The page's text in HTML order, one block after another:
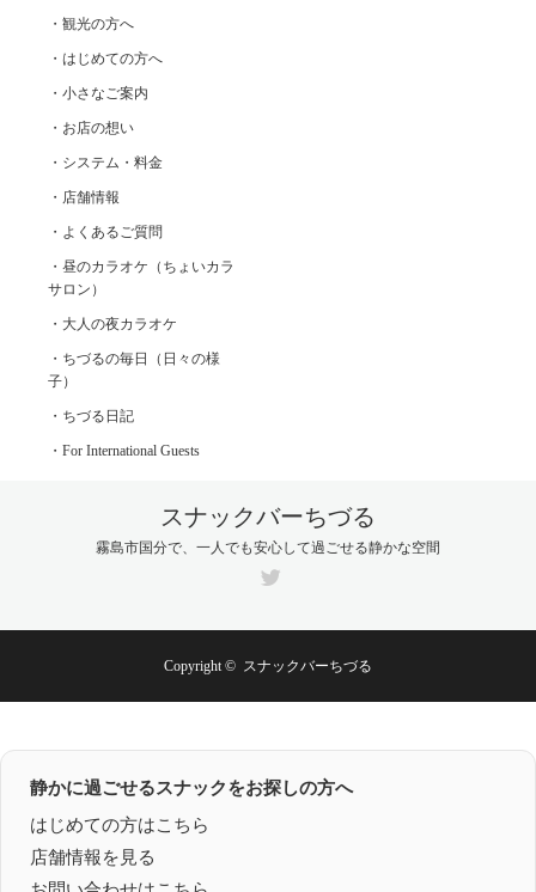
・観光の方へ
・はじめての方へ
・小さなご案内
・お店の想い
・システム・料金
・店舗情報
・よくあるご質問
・昼のカラオケ（ちょいカラ
サロン）
・大人の夜カラオケ
・ちづるの毎日（日々の様
子）
・ちづる日記
・For International Guests
スナックバーちづる
霧島市国分で、一人でも安心して過ごせる静かな空間
Copyright © スナックバーちづる
静かに過ごせるスナックをお探しの方へ
はじめての方はこちら
店舗情報を見る